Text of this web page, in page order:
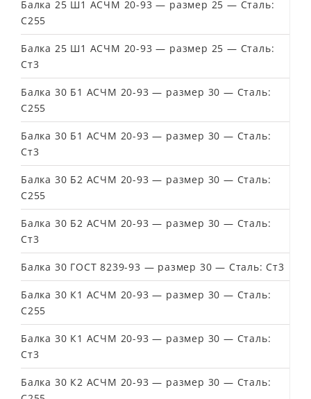
Балка 25 Ш1 АСЧМ 20-93 — размер 25 — Сталь:
С255
Балка 25 Ш1 АСЧМ 20-93 — размер 25 — Сталь:
Ст3
Балка 30 Б1 АСЧМ 20-93 — размер 30 — Сталь:
С255
Балка 30 Б1 АСЧМ 20-93 — размер 30 — Сталь:
Ст3
Балка 30 Б2 АСЧМ 20-93 — размер 30 — Сталь:
С255
Балка 30 Б2 АСЧМ 20-93 — размер 30 — Сталь:
Ст3
Балка 30 ГОСТ 8239-93 — размер 30 — Сталь: Ст3
Балка 30 К1 АСЧМ 20-93 — размер 30 — Сталь:
С255
Балка 30 К1 АСЧМ 20-93 — размер 30 — Сталь:
Ст3
Балка 30 К2 АСЧМ 20-93 — размер 30 — Сталь: